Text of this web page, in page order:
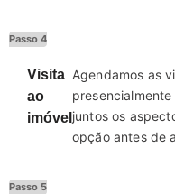
Passo 4
Visita
ao
imóvel
Agendamos as
juntos os
opção antes de
Passo 5